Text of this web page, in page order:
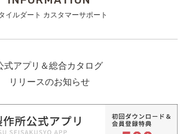
イルダート カスタマーサポート
式アプリ＆総合カタログ
リリースのお知らせ